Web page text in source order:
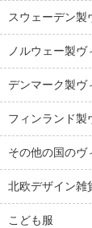
スウェーデン製
ノルウェー製ヴ
デンマーク製ヴ
フィンランド製
その他の国のヴ
北欧デザイン雑
こども服